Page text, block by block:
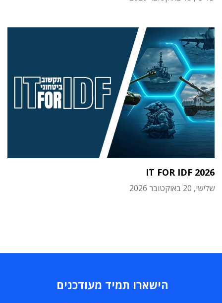
IT FOR IDF 2026
שלישי, 20 באוקטובר 2026
הישארו תמיד מעודכנים